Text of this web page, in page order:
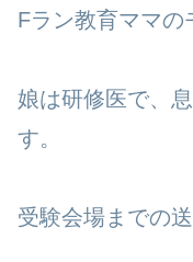
Fラン教育ママの
娘は研修医で、
す。
受験会場までの